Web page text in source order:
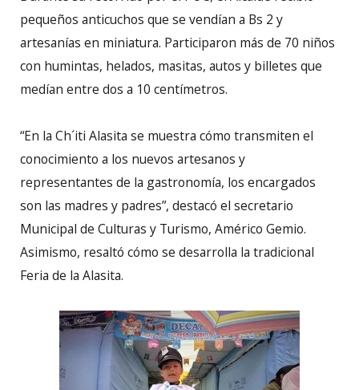
pequeños anticuchos que se vendían a Bs 2 y
artesanías en miniatura. Participaron más de 70 niños
con humintas, helados, masitas, autos y billetes que
medían entre dos a 10 centímetros.
“En la Ch´iti Alasita se muestra cómo transmiten el
conocimiento a los nuevos artesanos y
representantes de la gastronomía, los encargados
son las madres y padres”, destacó el secretario
Municipal de Culturas y Turismo, Américo Gemio.
Asimismo, resaltó cómo se desarrolla la tradicional
Feria de la Alasita.